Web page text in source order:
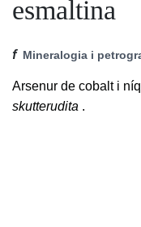
esmaltina
f Mineralogia i
Arsenur de cobalt i
skutterudita .